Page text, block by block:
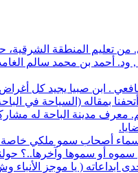
المنطقة الشرقية، حصل على
, ود. أحمد بن محمد سالم
. ابن صبيا يجيد كل أغراض
بمقاله (السياحة في
معرف مدينة الباحة له
أصحاب سمو ملكي
سموه أو سموها وآخرها..؟
ابداعاته ( يا موجز